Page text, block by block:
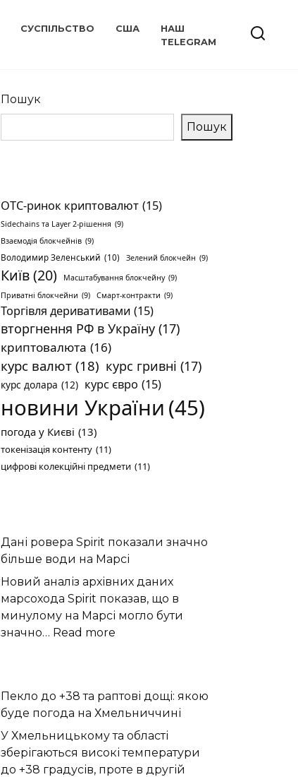
СУСПІЛЬСТВО США
НАШ
TELEGRAM
Пошук
Пошук
OTC-ринок криптовалют (15)
Sidechains та Layer 2-рішення (9)
Взаємодія блокчейнів (9)
Володимир Зеленський (10) Зелений блокчейн (9)
Київ(20) Масштабування блокчейну (9)
Приватні блокчейни (9) Смарт-контракти (9)
Торгівля деривативами (15)
вторгнення РФ в Україну (17)
криптовалюта (16)
курс валют (18) курс гривні (17)
курс долара (12) курс євро (15)
новини України (45)
погода у Києві (13)
токенізація контенту (11)
цифрові колекційні предмети (11)
Дані ровера Spirit показали значно
більше води на Марсі
Новий аналіз архівних даних
марсохода Spirit показав, що в
минулому на Марсі могло бути
значно… Read more
показали
значно
більше
води
на
Пекло до +38 та раптові дощі: якою
буде погода на Хмельниччині
У Хмельницькому та області
зберігаються високі температури
до +38 градусів, проте в другій